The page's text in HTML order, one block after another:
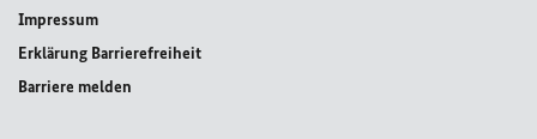
Impressum
Erklärung Barrierefreiheit
Barriere melden